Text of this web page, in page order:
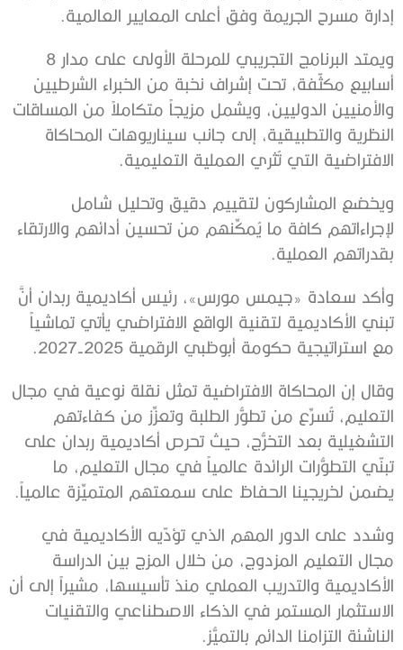
إدارة مسرح الجريمة وفق أعلى المعايير العالمية.
ويمتد البرنامج التجريبي للمرحلة الأولى على مدار 8
أسابيع مكثّفة، تحت إشراف نخبة من الخبراء الشرطيين
والأمنيين الدوليين، ويشمل مزيجاً متكاملاً من المساقات
النظرية والتطبيقية، إلى جانب سيناريوهات المحاكاة
الافتراضية التي تُثري العملية التعليمية.
ويخضع المشاركون لتقييم دقيق وتحليل شامل
لإجراءاتهم كافة ما يُمكِّنهم من تحسين أدائهم والارتقاء
بقدراتهم العملية.
وأكد سعادة «جيمس مورس»، رئيس أكاديمية ربدان أنَّ
تبني الأكاديمية لتقنية الواقع الافتراضي يأتي تماشياً
مع استراتيجية حكومة أبوظبي الرقمية 2025-2027.
وقال إن المحاكاة الافتراضية تمثل نقلة نوعية في مجال
التعليم، تُسرِّع من تطوُّر الطلبة وتعزِّز من كفاءتهم
التشغيلية بعد التخرُّج، حيث تحرص أكاديمية ربدان على
تبنّي التطوُّرات الرائدة عالمياً في مجال التعليم، ما
يضمن لخريجينا الحفاظ على سمعتهم المتميِّزة عالمياً.
وشدد على الدور المهم الذي تؤدّيه الأكاديمية في
مجال التعليم المزدوج، من خلال المزج بين الدراسة
الأكاديمية والتدريب العملي منذ تأسيسها، مشيراً إلى أن
الاستثمار المستمر في الذكاء الاصطناعي والتقنيات
الناشئة التزامنا الدائم بالتميُّز.